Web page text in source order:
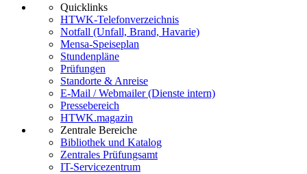
Quicklinks
HTWK-Telefonverzeichnis
Notfall (Unfall, Brand, Havarie)
Mensa-Speiseplan
Stundenpläne
Prüfungen
Standorte & Anreise
E-Mail / Webmailer (Dienste intern)
Pressebereich
HTWK.magazin
Zentrale Bereiche
Bibliothek und Katalog
Zentrales Prüfungsamt
IT-Servicezentrum